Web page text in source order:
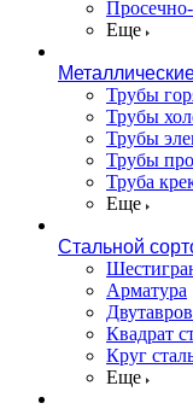
Еще
Трубы
Трубы
Трубы
Трубы
Труба
Еще
Стальной
Арматура
Квадрат
Круг
Еще